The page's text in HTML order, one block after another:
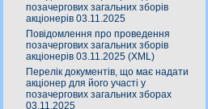
позачергових загальних зборів
акціонерів 03.11.2025
Повідомлення про проведення
позачергових загальних зборів
акціонерів 03.11.2025 (XML)
Перелік документів, що має надати
акціонер для його участі у
позачергових загальних зборах
03.11.2025